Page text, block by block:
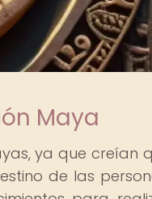
Maya
ya que creían
de las